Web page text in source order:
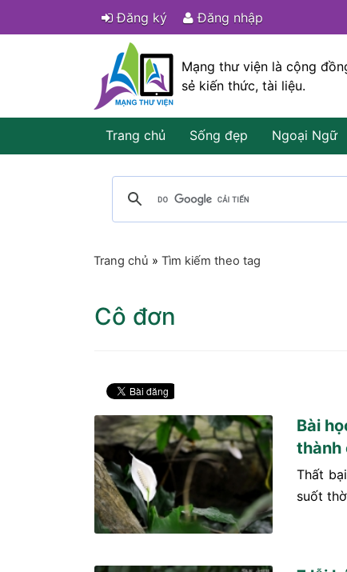
Đăng ký Đăng nhập
Mạng thư viện là cộng
sẻ kiến thức, tài liệu.
Trang chủ Sống đẹp Ngoại Ngữ
Trang chủ » Tìm kiếm theo tag
Cô đơn
Bài
thành
Thất
suốt